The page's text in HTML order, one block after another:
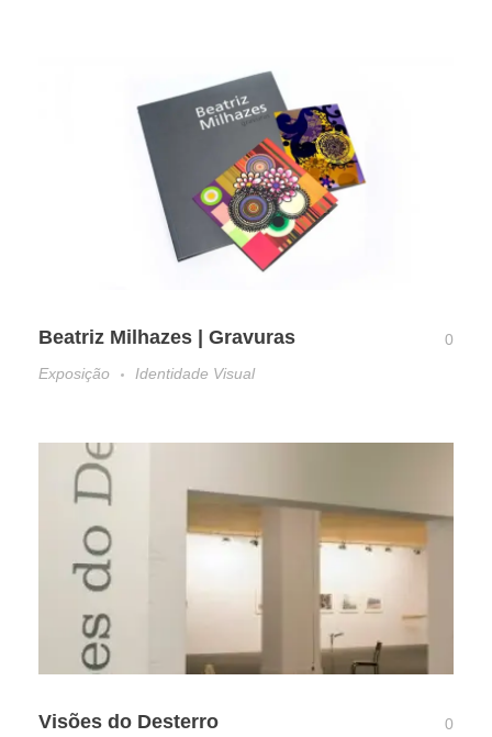
Beatriz Milhazes | Gravuras
0
Exposição
Identidade Visual
Visões do Desterro
0